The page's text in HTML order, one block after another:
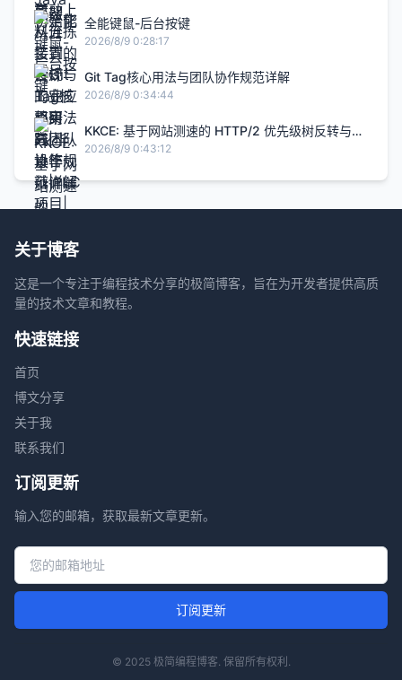
全能键鼠-后台按键
2026/8/9 0:28:17
Git Tag核心用法与团队协作规范详解
2026/8/9 0:34:44
KKCE: 基于网站测速的 HTTP/2 优先级树反转与伪
并行阻塞分析-快快测
2026/8/9 0:43:12
关于博客
这是一个专注于编程技术分享的极简博客，旨在为开发者提供高质
量的技术文章和教程。
快速链接
首页
博文分享
关于我
联系我们
订阅更新
输入您的邮箱，获取最新文章更新。
邮箱地址
订阅更新
© 2025 极简编程博客. 保留所有权利.